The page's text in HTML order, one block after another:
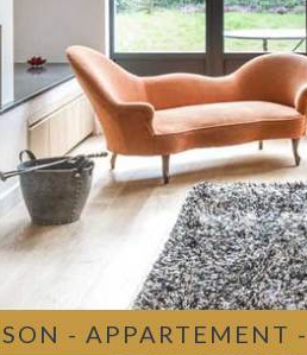
- APPARTEMENT